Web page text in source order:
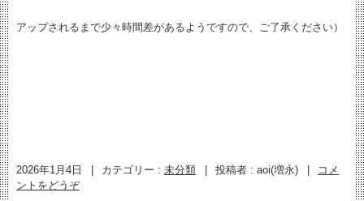
アップされるまで少々時間差があるようですので、ご了承ください）
2026年1月4日 カテゴリー : 未分類 投稿者 : aoi(増永)
コメ
ントをどうぞ